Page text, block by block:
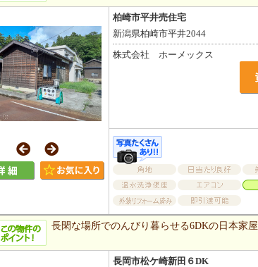
柏崎市平井売住宅
新潟県柏崎市平井2044
株式会社 ホーメックス
長閑な場所でのんびり暮らせる6DKの日本家屋
長岡市松ケ崎新田６DK